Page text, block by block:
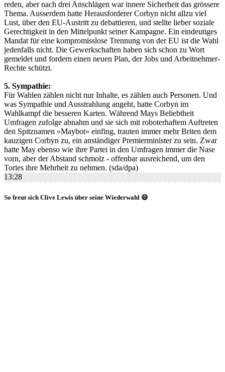
reden, aber nach drei Anschlägen war innere Sicherheit das grössere
Thema. Ausserdem hatte Herausforderer Corbyn nicht allzu viel
Lust, über den EU-Austritt zu debattieren, und stellte lieber soziale
Gerechtigkeit in den Mittelpunkt seiner Kampagne. Ein eindeutiges
Mandat für eine kompromisslose Trennung von der EU ist die Wahl
jedenfalls nicht. Die Gewerkschaften haben sich schon zu Wort
gemeldet und fordern einen neuen Plan, der Jobs und Arbeitnehmer-
Rechte schützt.
5. Sympathie:
Für Wahlen zählen nicht nur Inhalte, es zählen auch Personen. Und
was Sympathie und Ausstrahlung angeht, hatte Corbyn im
Wahlkampf die besseren Karten. Während Mays Beliebtheit
Umfragen zufolge abnahm und sie sich mit roboterhaftem Auftreten
den Spitznamen «Maybot» einfing, trauten immer mehr Briten dem
kauzigen Corbyn zu, ein anständiger Premierminister zu sein. Zwar
hatte May ebenso wie ihre Partei in den Umfragen immer die Nase
vorn, aber der Abstand schmolz - offenbar ausreichend, um den
Tories ihre Mehrheit zu nehmen. (sda/dpa)
13:28
So freut sich Clive Lewis über seine Wiederwahl 😄